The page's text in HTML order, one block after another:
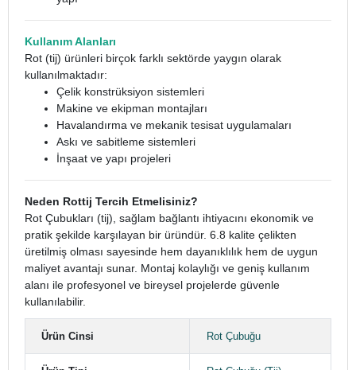
Kullanım Alanları
Rot (tij) ürünleri birçok farklı sektörde yaygın olarak
kullanılmaktadır:
Çelik konstrüksiyon sistemleri
Makine ve ekipman montajları
Havalandırma ve mekanik tesisat uygulamaları
Askı ve sabitleme sistemleri
İnşaat ve yapı projeleri
Neden Rottij Tercih Etmelisiniz?
Rot Çubukları (tij), sağlam bağlantı ihtiyacını ekonomik ve
pratik şekilde karşılayan bir üründür. 6.8 kalite çelikten
üretilmiş olması sayesinde hem dayanıklılık hem de uygun
maliyet avantajı sunar. Montaj kolaylığı ve geniş kullanım
alanı ile profesyonel ve bireysel projelerde güvenle
kullanılabilir.
Ürün Cinsi Rot Çubuğu